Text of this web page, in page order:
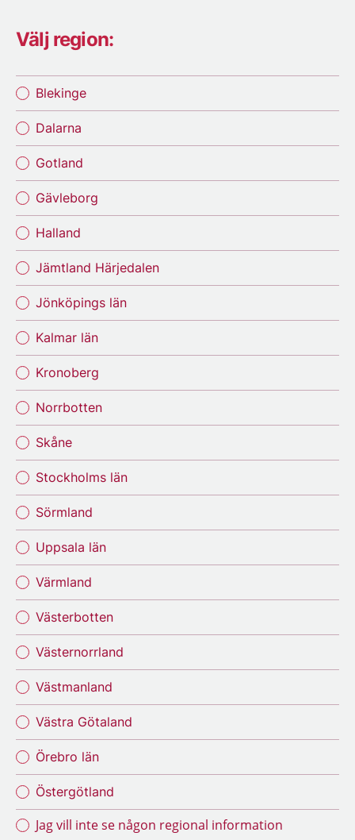
Välj region:
Blekinge
Dalarna
Gotland
Gävleborg
Halland
Jämtland Härjedalen
Jönköpings län
Kalmar län
Kronoberg
Norrbotten
Skåne
Stockholms län
Sörmland
Uppsala län
Värmland
Västerbotten
Västernorrland
Västmanland
Västra Götaland
Örebro län
Östergötland
Jag vill inte se någon regional information